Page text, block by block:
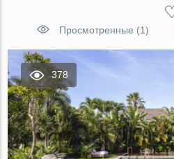
Просмотренные (1)
378